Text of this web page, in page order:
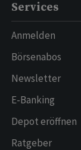
Services
Anmelden
Börsenabos
Newsletter
E-Banking
Depot eröffnen
Ratgeber